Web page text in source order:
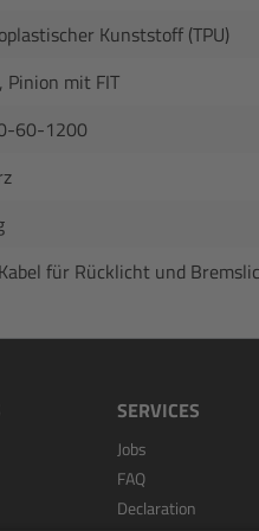
Kunststoff (TPU)
Pinion mit FIT
60-1200
für Rücklicht und
SERVICES
Jobs
FAQ
Declaration